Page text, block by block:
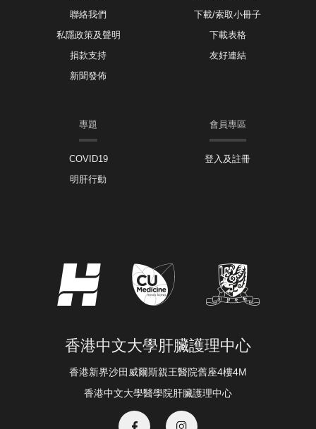
聯絡我們
私隱政策及聲明
捐款支持
新聞發佈
下載/索取小冊子
下載表格
友好連結
專題
COVID19
明肝行動
會員專區
登入及註冊
香港中文大學肝臟護理中心
香港新界沙田威爾斯親王醫院舊座4樓4M
香港中文大學醫學院肝臟護理中心